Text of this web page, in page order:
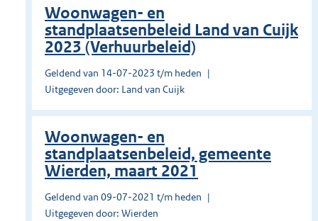
Woonwagen- en
standplaatsenbeleid Land van Cuijk
2023 (Verhuurbeleid)
Geldend van 14-07-2023 t/m heden
Uitgegeven door: Land van Cuijk
Woonwagen- en
standplaatsenbeleid, gemeente
Wierden, maart 2021
Geldend van 09-07-2021 t/m heden
Uitgegeven door: Wierden